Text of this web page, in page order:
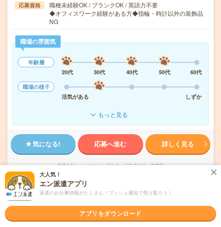
応募資格
職種未経験OK / ブランクOK / 英語力不要
◆オフィスワーク経験がある方◆指輪・時計以外の装飾品
NG
職場の雰囲気
年齢層
20代
30代 40代 50代
60代
職場の様子
活気がある
しずか
もっと見る
気になる! 応募へ進む 詳しく見る
派遣会社 パーソルテンプスタッフ株式会社 首都圏
未読 掲載日 2026/08/08
1700円＊【週1在宅！】大手グループ！デー
タ集計など営業事務！東戸塚駅直結
大人気！
エン派遣アプリ
派遣のお仕事情報がたくさん！プッシュ通知で受け取ろう！
アプリをダウンロード